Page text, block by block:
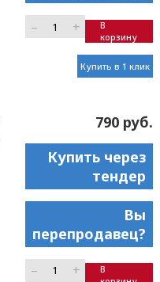
– +
В
корзину
Купить в 1 клик
790 руб.
Купить через
тендер
Вы
перепродавец?
– +
В